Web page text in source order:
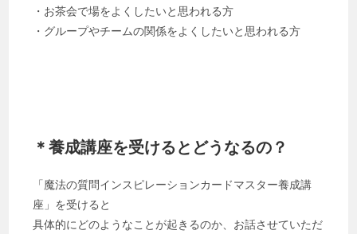
・お茶会で場をよくしたいと思われる方
・グループやチームの関係をよくしたいと思われる方
＊養成講座を受けるとどうなるの？
「魔法の質問インスピレーションカードマスター養成講
座」を受けると
具体的にどのようなことが起きるのか、お話させていただ